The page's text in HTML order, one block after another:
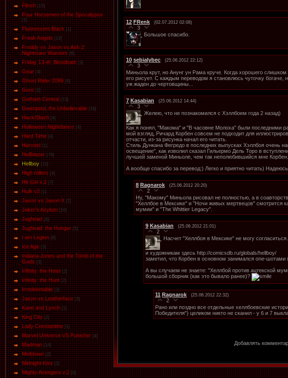
Flinch [15]
Four Horsemen of the Spocalypse
[1]
Fluorescent Black [1]
Freak Angels [13]
Freddy vs Jason vs Ash 2:
Nightmare Warriors [6]
Friday 13-th: Bloodbath [3]
Gear [4]
Ghost Rider 2099 [6]
Gore [2]
Gotham Central [13]
Gwenpool, the Unbelievable [16]
Hack/Slash [4]
Halloween.Nightdance [4]
Hard Time [4]
Harvest [1]
Hellblazer [78]
Hellboy [10]
High rollers [4]
Hit-Girl v.2 [7]
Hulk v2 [1]
Jason vs Jason Х [2]
Joker's Asylum [10]
Jughead [4]
Jughead: the Hunger [5]
I am Legion [6]
Ice Age [3]
Indiana Jones and the Tomb of the
Gods [3]
Infinity: the Heist [2]
Infinity: the Hunt [2]
Irredeemable [2]
Jason vs Leatherface [3]
Kane and Lynch [1]
King City [2]
Lady Constantine [1]
Marvel Universe VS Punisher [4]
Маdman [14]
Meltdown [2]
Midnight Kiss [2]
Mighty Avengers v.2 [4]
12 FRenk (02.07.2012 02:08)
3
Большое спасибо.
10 sebialybec (25.06.2012 22:12)
3
Миньола крут, но Анунг ун Рама круче. Когда хорошего
его рисует. С каждым переводом я становлюсь чуточку
уж жаден до чертовщины...
7 Kasabian (25.06.2012 14:44)
3
Желею, что не познакомился с Хэллбоем года 2 назад)
Как я понял, "Макома" и "В часовне Молоха" были последними
мой взгляд, Ричард Корбен совсем не подходит для
отчасти, из-за рисунка начал его читать.
Стиль Дункана Фегредо в последних выпусках Хэллбоя очень
освещение", как изволил сказал Гильермо Дель Торо в
лучшей заменой Миньоле, чем так неполюбившийся мне Корбен.
А вообще спасибо за перевод:) Легко и приятно читать)
8 Ragnarok (25.06.2012 20:20)
2
Ну, "Макому" Миньола рисовал не полностью, а в
"Хеллбое в Мексике" и "Ночи живых мертвецов" смотрится
мумии" и "The Whittier Legacy".
9 Kasabian (25.06.2012 21:01)
2
Насчет "Хеллбоя в Мексике" не могу
и художникам здесь http://comicsdb.ru/globals/hellboy/
заметил, что Корбен в основном занимался one-
А вы случаем не знаете: "Хеллбой против ацтекской
большой сборник (как это бывало ранее)?
11 Ragnarok (25.06.2012 22:32)
2
Рано или поздно все отдельные хеллбоевские
Победителя") целиком никто не сканил - у 6 и 7
Добавлять